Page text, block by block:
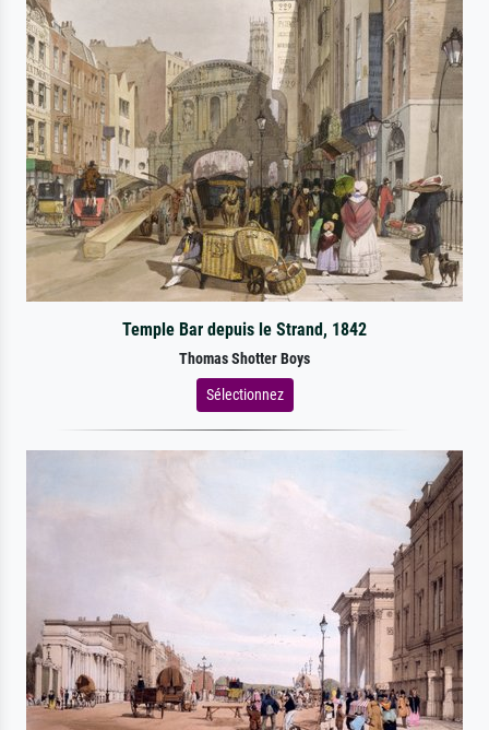
Temple Bar depuis le Strand, 1842
Thomas Shotter Boys
Sélectionnez